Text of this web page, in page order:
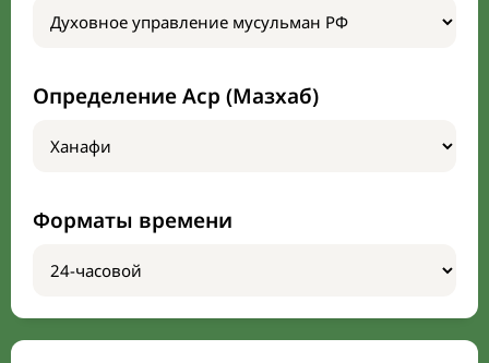
Определение Аср (Мазхаб)
Форматы времени